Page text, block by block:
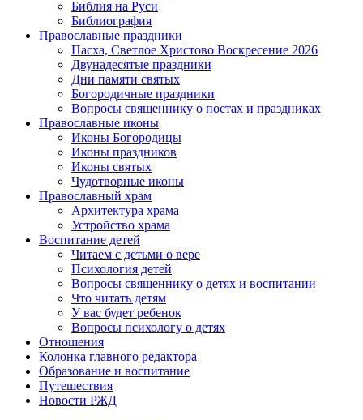
Библия на Руси
Библиография
Православные праздники
Пасха, Светлое Христово Воскресение 2026
Двунадесятые праздники
Дни памяти святых
Богородичные праздники
Вопросы священнику о постах и праздниках
Православные иконы
Иконы Богородицы
Иконы праздников
Иконы святых
Чудотворные иконы
Православный храм
Архитектура храма
Устройство храма
Воспитание детей
Читаем с детьми о вере
Психология детей
Вопросы священнику о детях и воспитании
Что читать детям
У вас будет ребенок
Вопросы психологу о детях
Отношения
Колонка главного редактора
Образование и воспитание
Путешествия
Новости РЖД